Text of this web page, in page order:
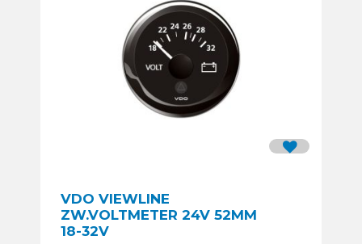
VDO VIEWLINE
ZW.VOLTMETER 24V 52MM
18-32V